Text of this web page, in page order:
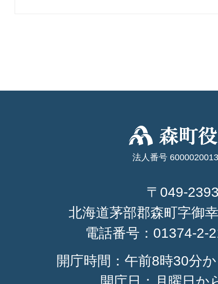
法人番号
〒049-
北海道茅部郡森町字御
電話番号： 01374-2-
開庁時間：午前8時30分